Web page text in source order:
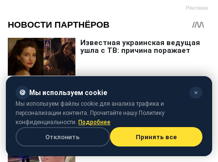
🍪 Мы используем cookie ✕
Мы используем файлы cookie для анализа трафика и
персонализации контента. Прочитайте нашу Политику
конфиденциальности. Подробнее
Отклонить Принять все